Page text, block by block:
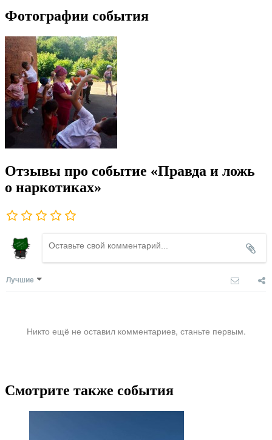
Фотографии события
Отзывы про событие «Правда и ложь
о наркотиках»
Лучшие
Никто ещё не оставил комментариев, станьте первым.
Смотрите также события